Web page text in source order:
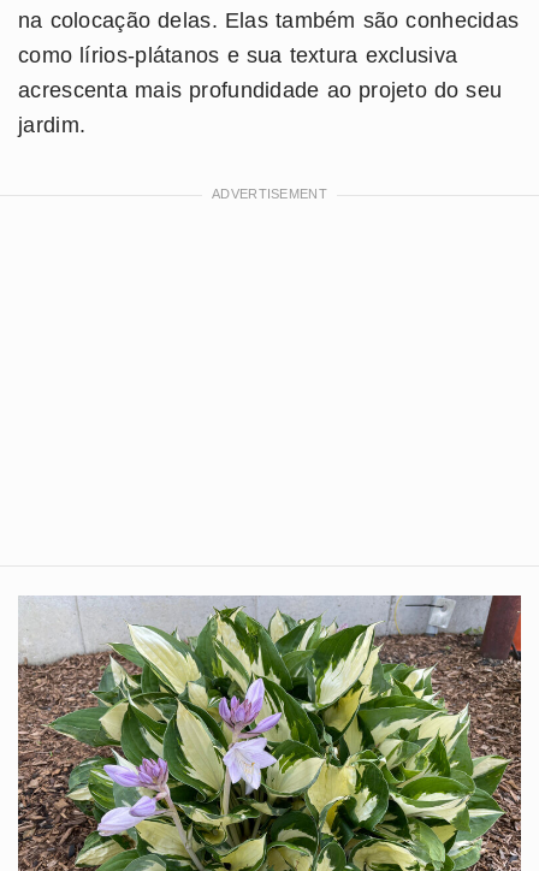
na colocação delas. Elas também são conhecidas
como lírios-plátanos e sua textura exclusiva
acrescenta mais profundidade ao projeto do seu
jardim.